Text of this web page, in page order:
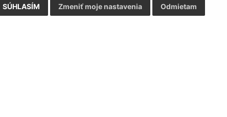
SÚHLASÍM Odmietam
Zmeniť moje nastavenia